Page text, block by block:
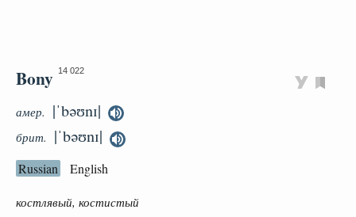
Bony 14 022
амер. |ˈbəʊnɪ|
брит. |ˈbəʊnɪ|
Russian English
костлявый, костистый